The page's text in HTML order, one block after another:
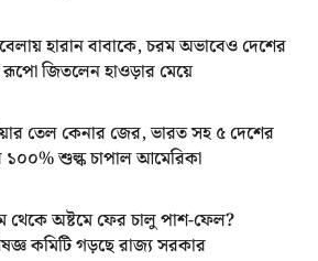
হারান বাবাকে, চরম অভাবেও দেশের
জিতলেন হাওড়ার মেয়ে
তেল কেনার জের, ভারত সহ ৫ দেশের
শুল্ক চাপাল আমেরিকা
থেকে অষ্টমে ফের চালু পাশ-ফেল?
কমিটি গড়ছে রাজ্য সরকার